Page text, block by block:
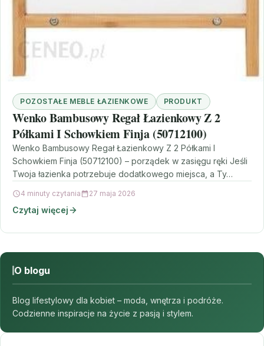
POZOSTAŁE MEBLE ŁAZIENKOWE PRODUKT
Wenko Bambusowy Regał Łazienkowy Z 2
Półkami I Schowkiem Finja (50712100)
Wenko Bambusowy Regał Łazienkowy Z 2 Półkami I
Schowkiem Finja (50712100) – porządek w zasięgu ręki Jeśli
Twoja łazienka potrzebuje dodatkowego miejsca, a Ty…
4 minuty czytania 27 maja 2026
Czytaj więcej
O blogu
Blog lifestylowy dla kobiet – moda, wnętrza i podróże.
Codzienne inspiracje na życie z pasją i stylem.